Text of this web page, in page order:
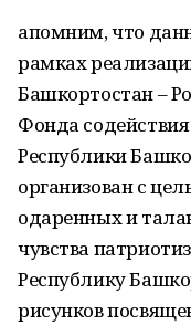
апомним, что
рамках
Башкортостан –
Фонда
Республики
организован с
одаренных и
чувства
Республику
рисунков